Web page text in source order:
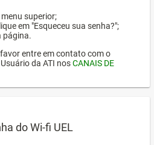
superior;
em "Esqueceu sua senha?";
página.
entre em contato com o
da ATI nosCANAIS DE
do Wi-fi UEL